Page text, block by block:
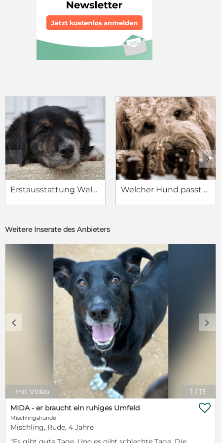
Erstausstattung Welpe Welcher Hund passt zu mir?
c d
Weitere Inserate des Anbieters
1 / 13
c d
mit Video
MIDA - er braucht ein ruhiges Umfeld
Mischlingshunde
Mischling, Rüde, 4 Jahre
